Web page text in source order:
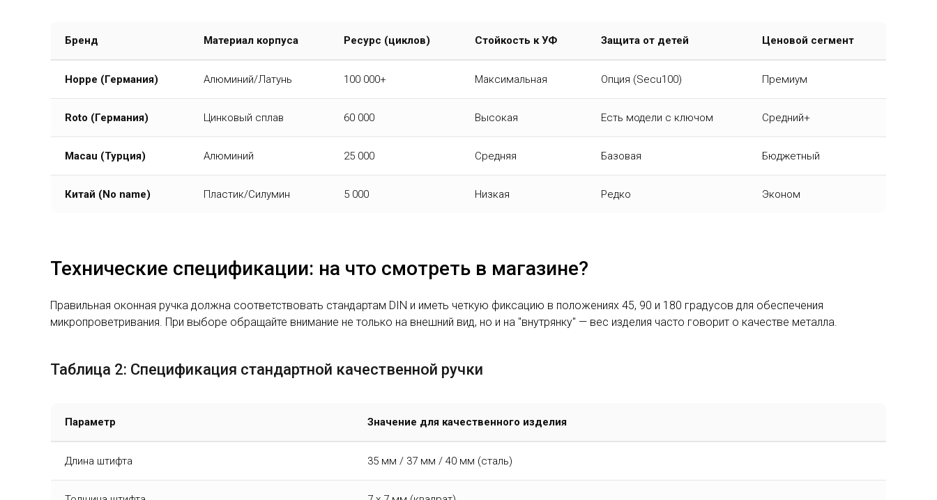
Бренд Материал корпуса Ресурс (циклов) Стойкость к УФ Защита от детей Ценовой сегмент
Hoppe (Германия) Алюминий/Латунь 100 000+ Максимальная Опция (Secu100) Премиум
Roto (Германия) Цинковый сплав 60 000 Высокая Есть модели с ключом Средний+
Macau (Турция) Алюминий 25 000 Средняя Базовая Бюджетный
Китай (No name) Пластик/Силумин 5 000 Низкая Редко Эконом
Технические спецификации: на что смотреть в магазине?
Правильная оконная ручка должна соответствовать стандартам DIN и иметь четкую фиксацию в положениях 45, 90 и 180 градусов для обеспечения
микропроветривания. При выборе обращайте внимание не только на внешний вид, но и на "внутрянку" — вес изделия часто говорит о качестве металла.
Таблица 2: Спецификация стандартной качественной ручки
Параметр Значение для качественного изделия
Длина штифта 35 мм / 37 мм / 40 мм (сталь)